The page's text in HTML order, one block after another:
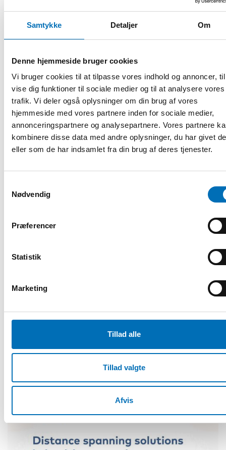
Samtykke Detaljer Om
Denne hjemmeside bruger cookies
Vi bruger cookies til at tilpasse vores indhold og annoncer,
vise dig funktioner til sociale medier og til at analysere vores
trafik. Vi deler også oplysninger om din brug af vores
hjemmeside med vores partnere inden for sociale medier,
annonceringspartnere og analysepartnere. Vores partnere
kombinere disse data med andre oplysninger, du har givet
eller som de har indsamlet fra din brug af deres tjenester.
Nødvendig
Præferencer
Statistik
Marketing
Tillad alle
Tillad valgte
Afvis
VELFÆRDSPOLITIK
distance spanning solutions – for
The Nordic countries are built on the principle of
democracy and on universal access to high-level
health and social services. But [...]